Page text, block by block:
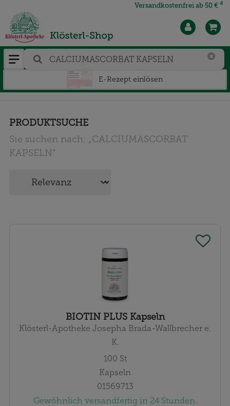
Versandkostenfrei ab 50 € 4
E-Rezept einlösen
PRODUKTSUCHE
Sie suchen nach: „CALCIUMASCORBAT
KAPSELN“
BIOTIN PLUS Kapseln
Klösterl-Apotheke Josepha Brada-Wallbrecher e.
K.
100 St
Kapseln
01569713
Gewöhnlich versandfertig in 24 Stunden.